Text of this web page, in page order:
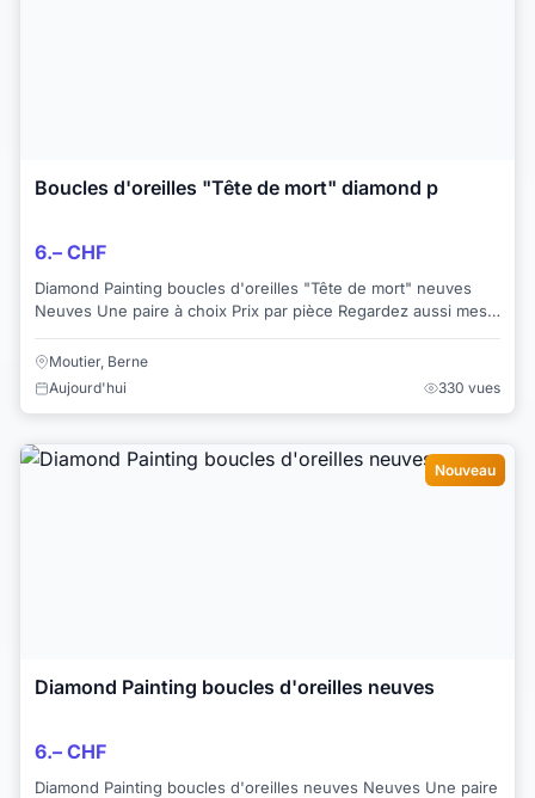
Boucles d'oreilles "Tête de mort" diamond p
6.– CHF
Diamond Painting boucles d'oreilles "Tête de mort" neuves
Neuves Une paire à choix Prix par pièce Regardez aussi mes
Moutier, Berne
Aujourd'hui
330 vues
Nouveau
Diamond Painting boucles d'oreilles neuves
6.– CHF
Diamond Painting boucles d'oreilles neuves Neuves Une paire